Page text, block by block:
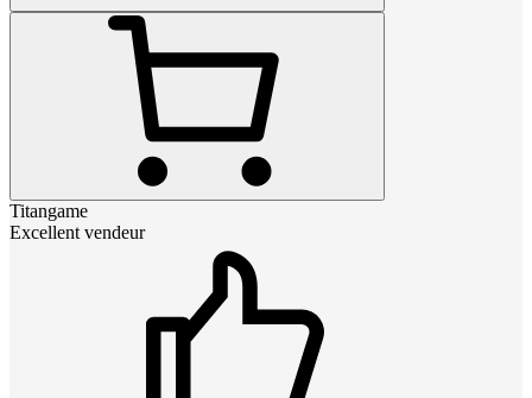
Titangame
Excellent vendeur